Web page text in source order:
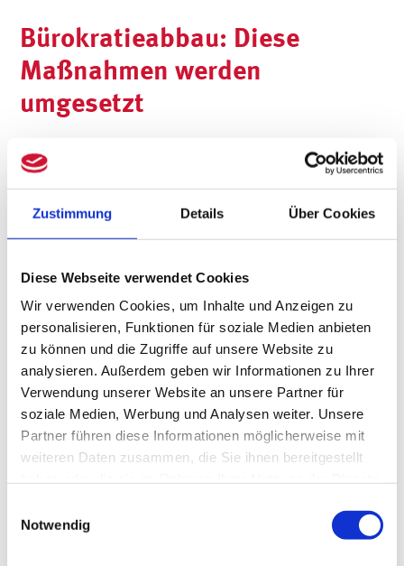
Zustimmung Details Über Cookies
Diese Webseite verwendet Cookies
Wir verwenden Cookies, um Inhalte und Anzeigen zu
personalisieren, Funktionen für soziale Medien anbieten
zu können und die Zugriffe auf unsere Website zu
analysieren. Außerdem geben wir Informationen zu Ihrer
Verwendung unserer Website an unsere Partner für
soziale Medien, Werbung und Analysen weiter. Unsere
Partner führen diese Informationen möglicherweise mit
weiteren Daten zusammen, die Sie ihnen bereitgestellt
Notwendig
Bürokratieabbau: Diese
Maßnahmen werden
umgesetzt
Die eingereichten Vorschläge wurden in
fünf Kategorien eingeteilt. 287
Vorschläge ordnete das Ministerium den
beziehungsweise untergesetzliche
Maßnahmen zu. Es wird auch begründet,
warum einige Bürokratieabbau-
Vorschläge nur teilweise und andere gar
nicht umgesetzt werden.
umgesetzt; 28 davon vollständig und 37
teilweise. Aufgegriffen werden unter